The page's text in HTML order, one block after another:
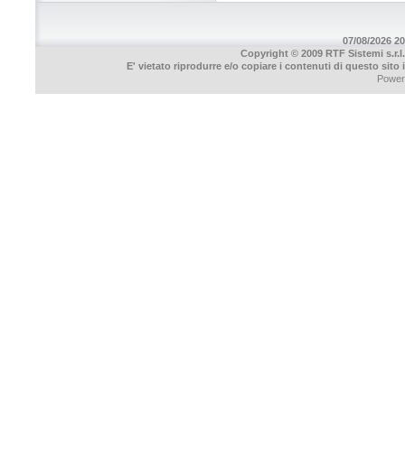
07/08/2026
Copyright © 2009 RTF Sistemi
E' vietato riprodurre e/o copiare i contenuti di questo